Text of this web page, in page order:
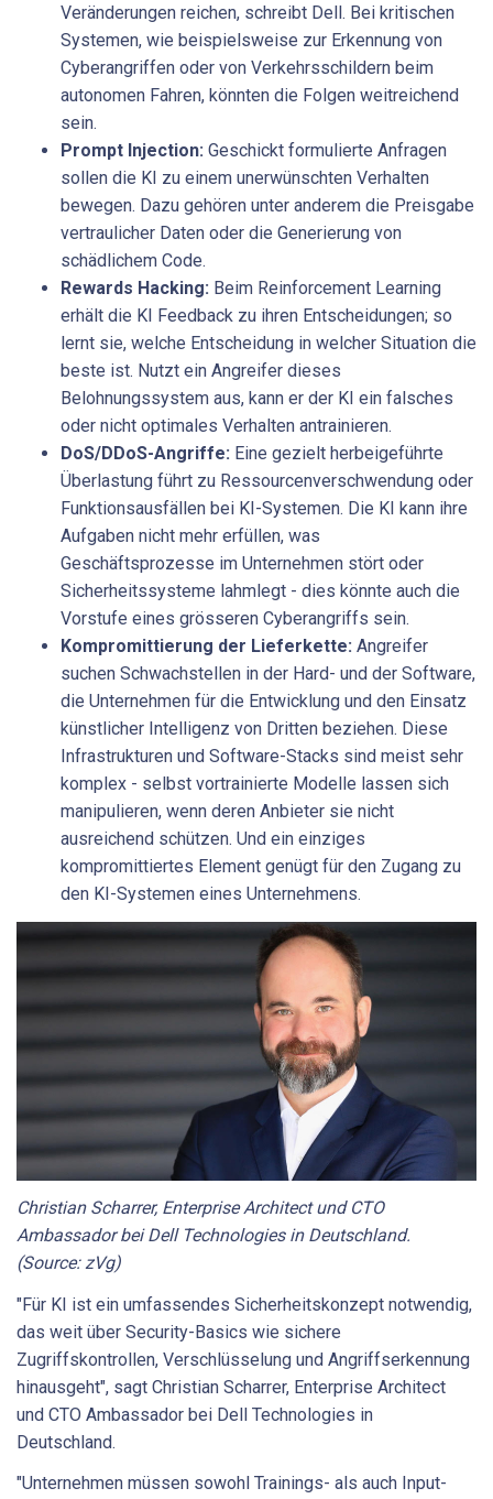
Veränderungen reichen, schreibt Dell. Bei kritischen
Systemen, wie beispielsweise zur Erkennung von
Cyberangriffen oder von Verkehrsschildern beim
autonomen Fahren, könnten die Folgen weitreichend
sein.
Prompt Injection: Geschickt formulierte Anfragen
sollen die KI zu einem unerwünschten Verhalten
bewegen. Dazu gehören unter anderem die Preisgabe
vertraulicher Daten oder die Generierung von
schädlichem Code.
Rewards Hacking: Beim Reinforcement Learning
erhält die KI Feedback zu ihren Entscheidungen; so
lernt sie, welche Entscheidung in welcher Situation die
beste ist. Nutzt ein Angreifer dieses
Belohnungssystem aus, kann er der KI ein falsches
oder nicht optimales Verhalten antrainieren.
DoS/DDoS-Angriffe: Eine gezielt herbeigeführte
Überlastung führt zu Ressourcenverschwendung oder
Funktionsausfällen bei KI-Systemen. Die KI kann ihre
Aufgaben nicht mehr erfüllen, was
Geschäftsprozesse im Unternehmen stört oder
Sicherheitssysteme lahmlegt - dies könnte auch die
Vorstufe eines grösseren Cyberangriffs sein.
Kompromittierung der Lieferkette: Angreifer
suchen Schwachstellen in der Hard- und der Software,
die Unternehmen für die Entwicklung und den Einsatz
künstlicher Intelligenz von Dritten beziehen. Diese
Infrastrukturen und Software-Stacks sind meist sehr
komplex - selbst vortrainierte Modelle lassen sich
manipulieren, wenn deren Anbieter sie nicht
ausreichend schützen. Und ein einziges
kompromittiertes Element genügt für den Zugang zu
den KI-Systemen eines Unternehmens.
Christian Scharrer, Enterprise Architect und CTO
Ambassador bei Dell Technologies in Deutschland.
(Source: zVg)
"Für KI ist ein umfassendes Sicherheitskonzept notwendig,
das weit über Security-Basics wie sichere
Zugriffskontrollen, Verschlüsselung und Angriffserkennung
hinausgeht", sagt Christian Scharrer, Enterprise Architect
und CTO Ambassador bei Dell Technologies in
Deutschland.
"Unternehmen müssen sowohl Trainings- als auch Input-